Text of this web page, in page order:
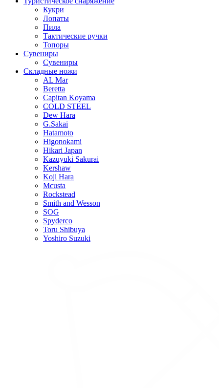
Кукри
Лопаты
Пила
Тактические ручки
Топоры
Сувениры
Сувениры
Складные ножи
AL Mar
Beretta
Capitan Koyama
COLD STEEL
Dew Hara
G.Sakai
Hatamoto
Higonokami
Hikari Japan
Kazuyuki Sakurai
Kershaw
Koji Hara
Mcusta
Rockstead
Smith and Wesson
SOG
Spyderco
Toru Shibuya
Yoshiro Suzuki